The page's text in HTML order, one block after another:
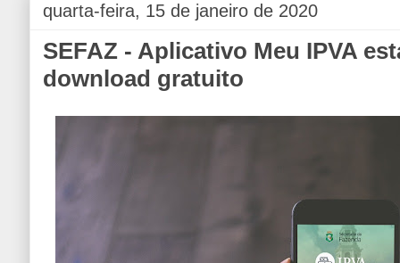
quarta-feira, 15 de janeiro de 2020
SEFAZ - Aplicativo Meu IPVA
download gratuito